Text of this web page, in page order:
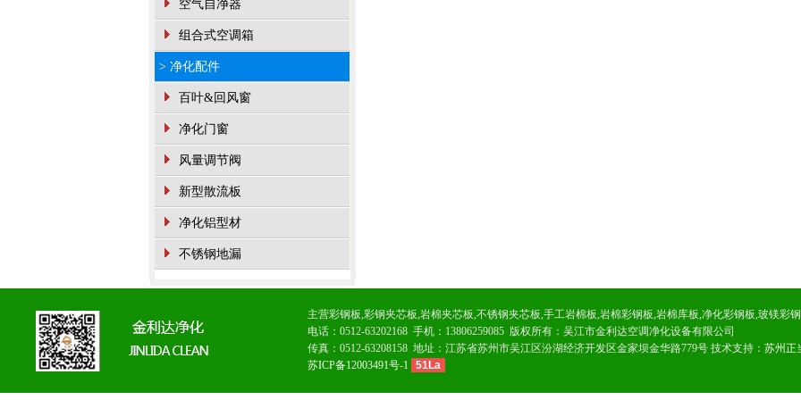
空气自净器
组合式空调箱
> 净化配件
百叶&回风窗
净化门窗
风量调节阀
新型散流板
净化铝型材
不锈钢地漏
主营彩钢板,彩钢夹芯板,岩棉夹芯板,不锈钢夹芯板,手工岩棉板,岩棉彩钢板,岩棉库板,净化彩钢板,玻镁彩
电话：0512-63202168 手机：13806259085 版权所有：吴江市金利达空调净化设备有限公司
传真：0512-63208158 地址：江苏省苏州市吴江区汾湖经济开发区金家坝金华路779号 技术支持： 苏州正
苏ICP备12003491号-1 51La